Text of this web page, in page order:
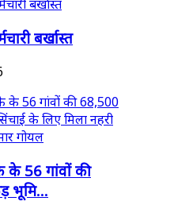
बर्खास्त
के 56 गांवों की
भूमि...